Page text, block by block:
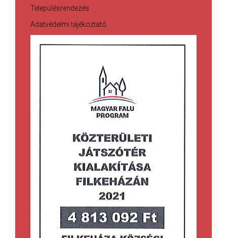
Településrendezés
Adatvédelmi tájékoztató